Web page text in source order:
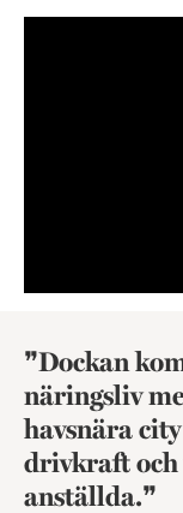
Dockan
näringsliv
havsnära
drivkraft och
anställda.